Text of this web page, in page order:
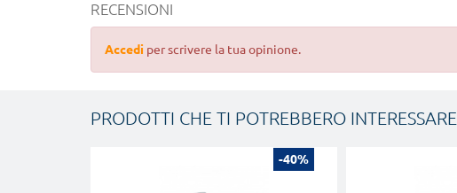
RECENSIONI
Accedi per scrivere la tua opinione.
PRODOTTI CHE TI POTREBBERO INTERESSARE
-40%